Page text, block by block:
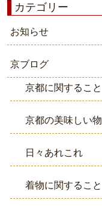
カテゴリー
お知らせ
京ブログ
京都に関すること
京都の美味しい物
日々あれこれ
着物に関すること